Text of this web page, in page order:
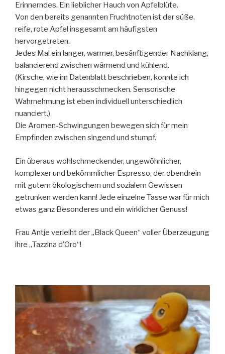
Erinnerndes. Ein lieblicher Hauch von Apfelblüte.
Von den bereits genannten Fruchtnoten ist der süße,
reife, rote Apfel insgesamt am häufigsten
hervorgetreten.
Jedes Mal ein langer, warmer, besänftigender Nachklang,
balancierend zwischen wärmend und kühlend.
(Kirsche, wie im Datenblatt beschrieben, konnte ich
hingegen nicht herausschmecken. Sensorische
Wahrnehmung ist eben individuell unterschiedlich
nuanciert.)
Die Aromen-Schwingungen bewegen sich für mein
Empfinden zwischen singend und stumpf.
Ein überaus wohlschmeckender, ungewöhnlicher,
komplexer und bekömmlicher Espresso, der obendrein
mit gutem ökologischem und sozialem Gewissen
getrunken werden kann! Jede einzelne Tasse war für mich
etwas ganz Besonderes und ein wirklicher Genuss!
Frau Antje verleiht der „Black Queen“ voller Überzeugung
ihre „Tazzina d’Oro“!